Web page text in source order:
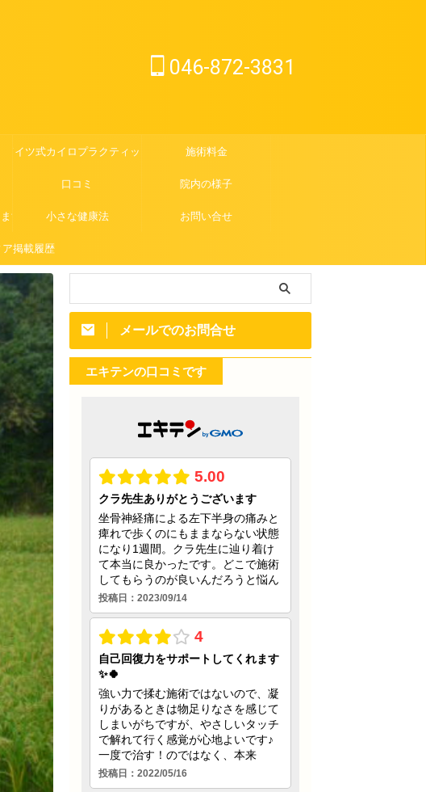
046-872-3831
ドイツ式カイロプラクティック 施術料金
口コミ 院内の様子
す 小さな健康法 お問い合せ
ア掲載履歴
メールでのお問合せ
エキテンの口コミです